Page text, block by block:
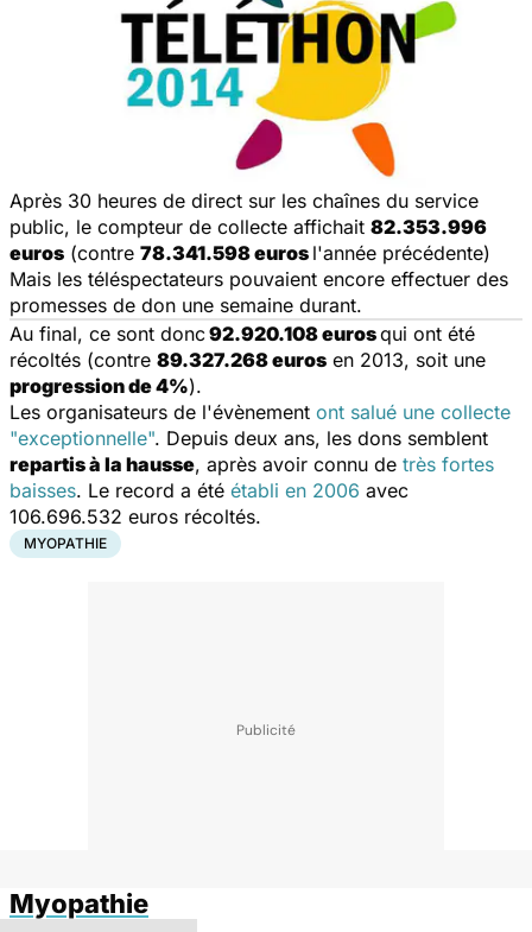
Après 30 heures de direct sur les chaînes du service
public, le compteur de collecte affichait 82.353.996
euros (contre 78.341.598 euros l'année précédente)
Mais les téléspectateurs pouvaient encore effectuer des
promesses de don une semaine durant.
Au final, ce sont donc92.920.108 eurosqui ont été
récoltés (contre 89.327.268 euros en 2013, soit une
progression de 4%).
Les organisateurs de l'évènement ont salué une collecte
"exceptionnelle". Depuis deux ans, les dons semblent
repartis à la hausse, après avoir connu de très fortes
baisses. Le record a été établi en 2006 avec
106.696.532 euros récoltés.
MYOPATHIE
Myopathie